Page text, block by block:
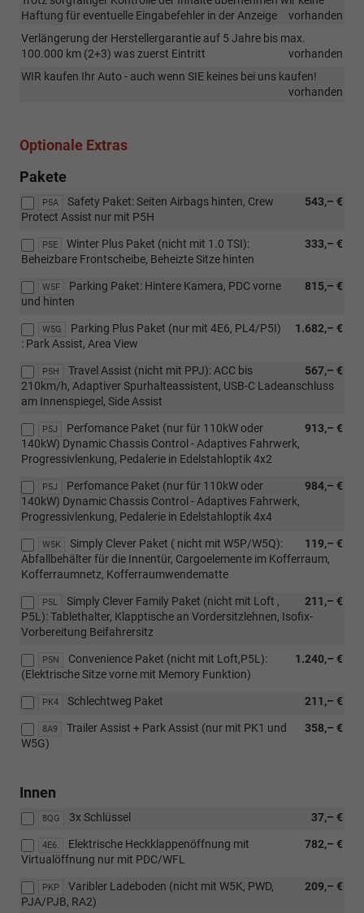
Haftung für eventuelle Eingabefehler in der Anzeige
vorhanden
Verlängerung der Herstellergarantie auf 5 Jahre bis max.
100.000 km (2+3) was zuerst Eintritt
vorhanden
WIR kaufen Ihr Auto - auch wenn SIE keines bei uns kaufen!
vorhanden
Optionale Extras
Pakete
P5A 543,– €
Safety Paket: Seiten Airbags hinten, Crew
Protect Assist nur mit P5H
P5E 333,– €
Winter Plus Paket (nicht mit 1.0 TSI):
Beheizbare Frontscheibe, Beheizte Sitze hinten
W5F 815,– €
Parking Paket: Hintere Kamera, PDC vorne
und hinten
W5G 1.682,– €
Parking Plus Paket (nur mit 4E6, PL4/P5I)
: Park Assist, Area View
P5H 567,– €
Travel Assist (nicht mit PPJ): ACC bis
210km/h, Adaptiver Spurhalteassistent, USB-C Ladeanschluss
am Innenspiegel, Side Assist
P5J 913,– €
Perfomance Paket (nur für 110kW oder
140kW) Dynamic Chassis Control - Adaptives Fahrwerk,
Progressivlenkung, Pedalerie in Edelstahloptik 4x2
P5J 984,– €
Perfomance Paket (nur für 110kW oder
140kW) Dynamic Chassis Control - Adaptives Fahrwerk,
Progressivlenkung, Pedalerie in Edelstahloptik 4x4
W5K 119,– €
Simply Clever Paket ( nicht mit W5P/W5Q):
Abfallbehälter für die Innentür, Cargoelemente im Kofferraum,
Kofferraumnetz, Kofferraumwendematte
P5L 211,– €
Simply Clever Family Paket (nicht mit Loft ,
P5L): Tablethalter, Klapptische an Vordersitzlehnen, Isofix-
Vorbereitung Beifahrersitz
P5N 1.240,– €
Convenience Paket (nicht mit Loft,P5L):
(Elektrische Sitze vorne mit Memory Funktion)
PK4 211,– €
Schlechtweg Paket
8A9 358,– €
Trailer Assist + Park Assist (nur mit PK1 und
W5G)
Innen
8QG 37,– €
3x Schlüssel
4E6. 782,– €
Elektrische Heckklappenöffnung mit
Virtualöffnung nur mit PDC/WFL
PKP 209,– €
Varibler Ladeboden (nicht mit W5K, PWD,
PJA/PJB, RA2)